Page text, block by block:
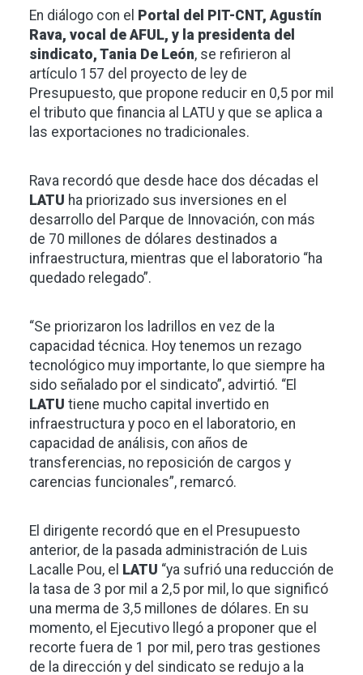
En diálogo con el
Portal del PIT-CNT, Agustín
Rava, vocal de AFUL, y la presidenta del
sindicato, Tania De León, se refirieron al
artículo 157 del proyecto de ley de
Presupuesto, que propone reducir en 0,5 por mil
el tributo que financia al LATU y que se aplica a
las exportaciones no tradicionales.
Rava recordó que desde hace dos décadas el
LATU ha priorizado sus inversiones en el
desarrollo del Parque de Innovación, con más
de 70 millones de dólares destinados a
infraestructura, mientras que el laboratorio “ha
quedado relegado”.
“Se priorizaron los ladrillos en vez de la
capacidad técnica. Hoy tenemos un rezago
tecnológico muy importante, lo que siempre ha
sido señalado por el sindicato”, advirtió. “El
LATU tiene mucho capital invertido en
infraestructura y poco en el laboratorio, en
capacidad de análisis, con años de
transferencias, no reposición de cargos y
carencias funcionales”, remarcó.
El dirigente recordó que en el Presupuesto
anterior, de la pasada administración de Luis
Lacalle Pou, el
LATU “ya sufrió una reducción de
la tasa de 3 por mil a 2,5 por mil, lo que significó
una merma de 3,5 millones de dólares. En su
momento, el Ejecutivo llegó a proponer que el
recorte fuera de 1 por mil, pero tras gestiones
de la dirección y del sindicato se redujo a la